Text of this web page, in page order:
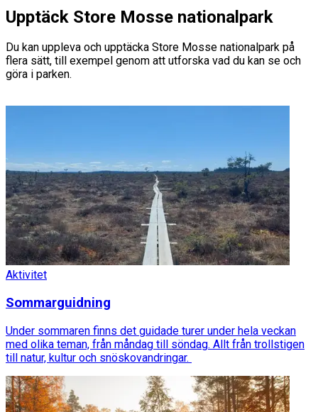
Upptäck Store Mosse nationalpark
Du kan uppleva och upptäcka Store Mosse nationalpark på
flera sätt, till exempel genom att utforska vad du kan se och
göra i parken.
Aktivitet
Sommarguidning
Under sommaren finns det guidade turer under hela veckan
med olika teman, från måndag till söndag. Allt från trollstigen
till natur, kultur och snöskovandringar.